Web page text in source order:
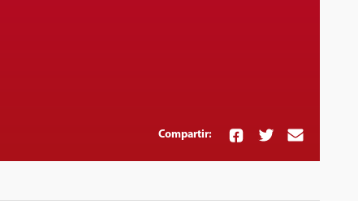
Compartir: